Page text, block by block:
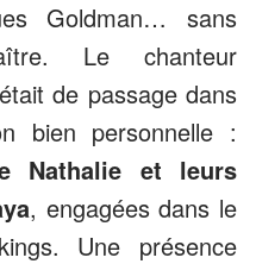
Goldman… sans
Le chanteur
de passage dans
bien personnelle :
Nathalie et leurs
, engagées dans le
Une présence